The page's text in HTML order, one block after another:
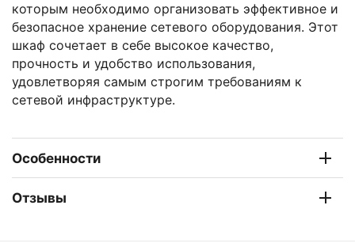
которым необходимо организовать эффективное и
безопасное хранение сетевого оборудования. Этот
шкаф сочетает в себе высокое качество,
прочность и удобство использования,
удовлетворяя самым строгим требованиям к
сетевой инфраструктуре.
Особенности
Отзывы